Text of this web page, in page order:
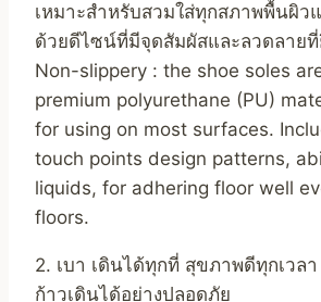
เหมาะสำหรับสวมใส่ทุกสภาพพื้นผิว
ด้วยดีไซน์ที่มีจุดสัมผัสและลวดลาย
Non-slippery : the shoe soles
premium polyurethane (PU)
for using on most surfaces.
touch points design patterns,
liquids, for adhering floor well
floors.
2. เบา เดินได้ทุกที่ สุขภาพดีทุกเวล
ก้าวเดินได้อย่างปลอดภัย